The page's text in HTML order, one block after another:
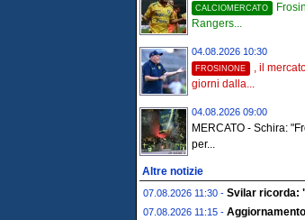
CALCIOMERCATO
Rangers...
04.08.2026 10:30
FROSINONE
, il
giorni dalla...
04.08.2026 09:00
MERCATO - Schira:
per...
Altre notizie
07.08.2026 11:30 - Svilar ricorda:
07.08.2026 11:15 -